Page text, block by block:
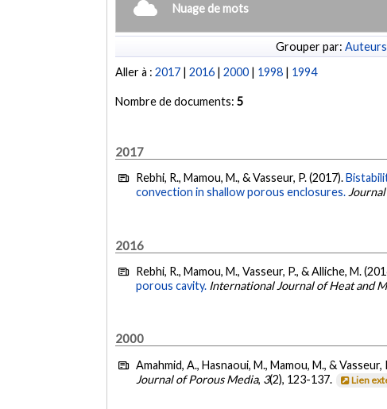
Nuage de mots
Grouper par:
Aller à :2017 |2016 |2000 | 1998 | 1994
Nombre de documents:5
2017
Rebhi, R., Mamou, M., & Vasseur, P. (2017).
convection in shallow porous enclosures.
2016
Rebhi, R., Mamou, M., Vasseur, P., & Alliche, M.
porous cavity. International Journal of Heat and
2000
Amahmid, A., Hasnaoui, M., Mamou, M., & Vasseur,
Journal of Porous Media, 3(2), 123-137. Lien